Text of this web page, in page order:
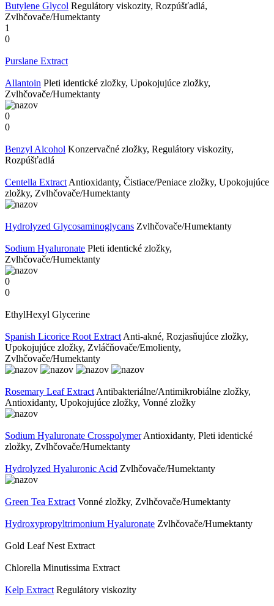
Butylene Glycol Regulátory viskozity, Rozpúšťadlá,
Zvlhčovače/Humektanty
1
0
Purslane Extract
Allantoin Pleti identické zložky, Upokojujúce zložky,
Zvlhčovače/Humektanty
0
0
Benzyl Alcohol Konzervačné zložky, Regulátory viskozity,
Rozpúšťadlá
​Centella Extract Antioxidanty, Čistiace/Peniace zložky, Upokojujúce
zložky, Zvlhčovače/Humektanty
Hydrolyzed ​Glycosaminoglycans Zvlhčovače/Humektanty
Sodium Hyaluronate Pleti identické zložky,
Zvlhčovače/Humektanty
0
0
EthylHexyl ​Glycerine
Spanish Licorice Root Extract Anti-akné, Rozjasňujúce zložky,
Upokojujúce zložky, Zvláčňovače/Emolienty,
Zvlhčovače/Humektanty
Rosemary Leaf Extract Antibakteriálne/Antimikrobiálne zložky,
Antioxidanty, Upokojujúce zložky, Vonné zložky
Sodium Hyaluronate Crosspolymer Antioxidanty, Pleti identické
zložky, Zvlhčovače/Humektanty
Hydrolyzed Hyaluronic Acid Zvlhčovače/Humektanty
Green Tea Extract Vonné zložky, Zvlhčovače/Humektanty
Hydroxypropyltrimonium Hyaluronate Zvlhčovače/Humektanty
Gold Leaf Nest Extract
Chlorella ​Minutissima Extract
Kelp Extract Regulátory viskozity